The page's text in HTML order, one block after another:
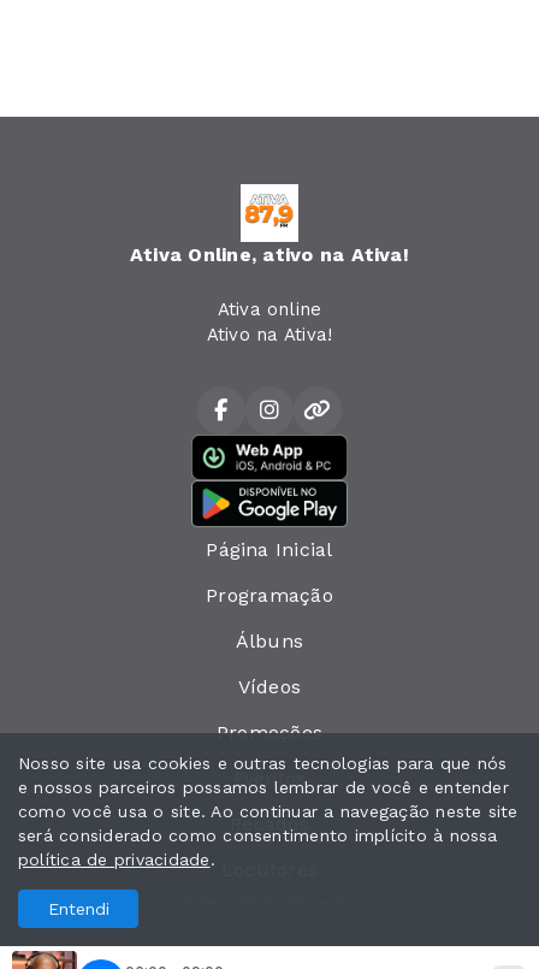
Ativa Online, ativo na Ativa!
Ativa online
Ativo na Ativa!
Página Inicial
Programação
Álbuns
Vídeos
Promoções
Eventos
Recados
Nosso site usa cookies e outras tecnologias para que nós
e nossos parceiros possamos lembrar de você e entender
como você usa o site. Ao continuar a navegação neste site
será considerado como consentimento implícito à nossa
política de privacidade.
Entendi